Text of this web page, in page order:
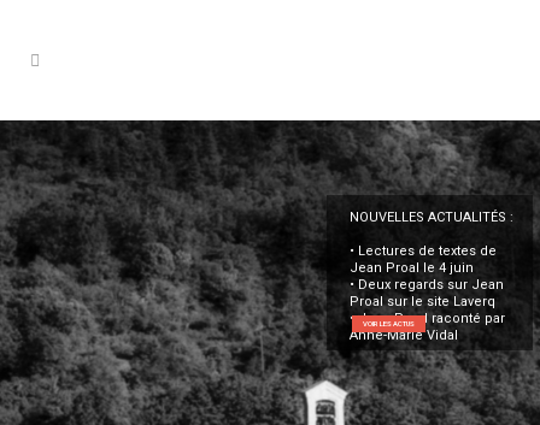
NOUVELLES ACTUALITÉS :
• Lectures de textes de
Jean Proal le 4 juin
• Deux regards sur Jean
Proal sur le site Laverq
• Jean Proal raconté par
Anne-Marie Vidal
VOIR LES ACTUS